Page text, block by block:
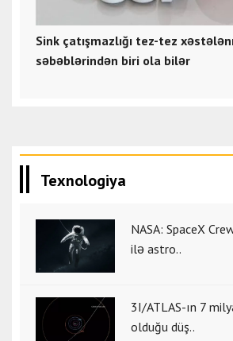
Sink çatışmazlığı tez-tez
səbəblərindən biri ola bilər
Texnologiya
NASA: SpaceX
ilə astro..
3I/ATLAS-ın 7
olduğu düş..